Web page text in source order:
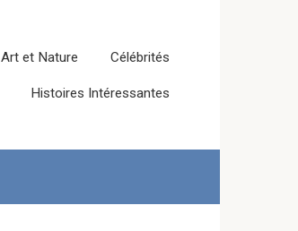
Art et Nature Célébrités
Histoires Intéressantes